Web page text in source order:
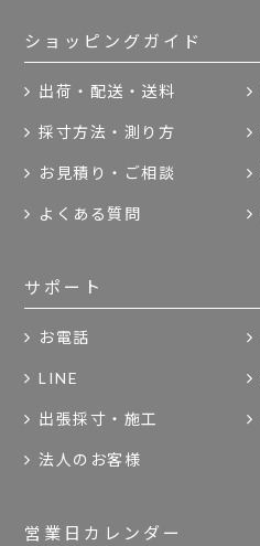
ショッピングガイド
出荷・配送・送料
採寸方法・測り方
お見積り・ご相談
よくある質問
サポート
お電話
LINE
出張採寸・施工
法人のお客様
営業日カレンダー